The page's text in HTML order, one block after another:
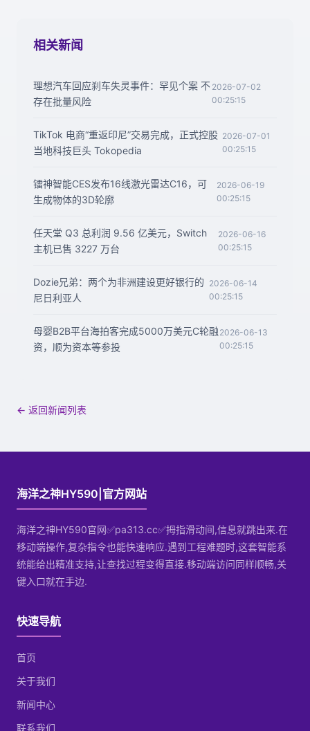
相关新闻
理想汽车回应刹车失灵事件：罕见个案 不
存在批量风险
2026-07-02
00:25:15
TikTok 电商“重返印尼”交易完成，正式控股
当地科技巨头 Tokopedia
2026-07-01
00:25:15
镭神智能CES发布16线激光雷达C16，可
生成物体的3D轮廓
2026-06-19
00:25:15
任天堂 Q3 总利润 9.56 亿美元，Switch
主机已售 3227 万台
2026-06-16
00:25:15
Dozie兄弟：两个为非洲建设更好银行的
尼日利亚人
2026-06-14
00:25:15
母婴B2B平台海拍客完成5000万美元C轮融
资，顺为资本等参投
2026-06-13
00:25:15
← 返回新闻列表
海洋之神HY590|官方网站
海洋之神HY590官网✅pa313.cc✅拇指滑动间,信息就跳出来.在
移动端操作,复杂指令也能快速响应.遇到工程难题时,这套智能系
统能给出精准支持,让查找过程变得直接.移动端访问同样顺畅,关
键入口就在手边.
快速导航
首页
关于我们
新闻中心
联系我们